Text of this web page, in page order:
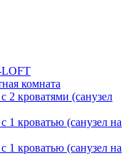
комната
кроватями (санузел
кроватью (санузел на
кроватью (санузел на